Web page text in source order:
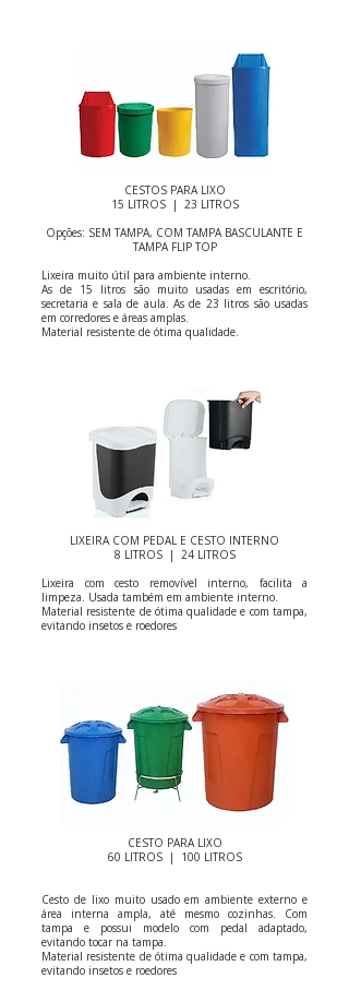
CESTOS PARA LIXO
15 LITROS | 23 LITROS
Opções: SEM TAMPA, COM TAMPA BASCULANTE E
TAMPA FLIP TOP
Lixeira muito útil para ambiente interno.
As de 15 litros são muito usadas em escritório,
secretaria e sala de aula. As de 23 litros são usadas
em corredores e áreas amplas.
Material resistente de ótima qualidade.
LIXEIRA COM PEDAL E CESTO INTERNO
8 LITROS | 24 LITROS
Lixeira com cesto removível interno, facilita a
limpeza. Usada também em ambiente interno.
Material resistente de ótima qualidade e com tampa,
evitando insetos e roedores
CESTO PARA LIXO
60 LITROS | 100 LITROS
Cesto de lixo muito usado em ambiente externo e
área interna ampla, até mesmo cozinhas. Com
tampa e possui modelo com pedal adaptado,
evitando tocar na tampa.
Material resistente de ótima qualidade e com tampa,
evitando insetos e roedores